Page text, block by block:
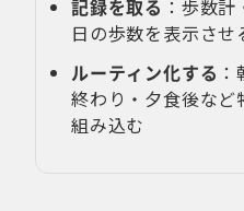
記録を取る ：歩数
日の歩数を表示させ
ルーティン化する
終わり・夕食後など
組み込む